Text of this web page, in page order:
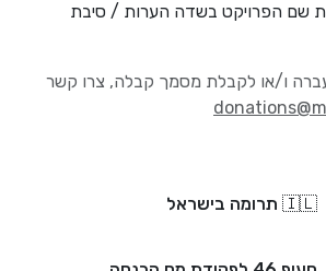
את שם הפרויקט בשדה הערות / סיבת
ו/או לקבלת מסמך קבלה, צרו קשר
🇮🇱 תרומה בישראל